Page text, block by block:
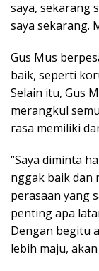
saya, sekarang
saya sekarang.
Gus Mus
baik, seperti
Selain itu, Gus
merangkul
rasa memiliki
“Saya diminta
nggak baik dan
perasaan yang
penting apa
Dengan begitu
lebih maju,